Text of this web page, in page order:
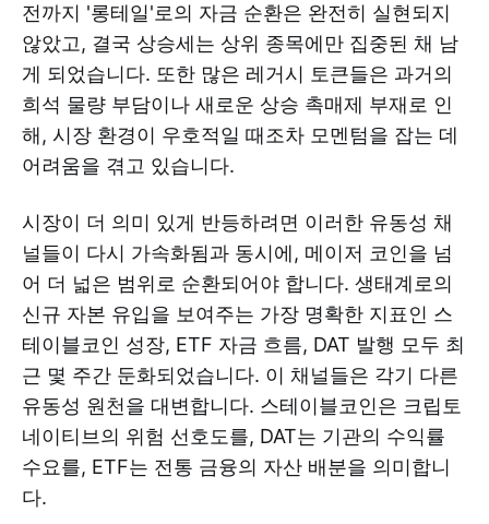
전까지 '롱테일'로의 자금 순환은 완전히 실현되지
않았고, 결국 상승세는 상위 종목에만 집중된 채 남
게 되었습니다. 또한 많은 레거시 토큰들은 과거의
희석 물량 부담이나 새로운 상승 촉매제 부재로 인
해, 시장 환경이 우호적일 때조차 모멘텀을 잡는 데
어려움을 겪고 있습니다.
시장이 더 의미 있게 반등하려면 이러한 유동성 채
널들이 다시 가속화됨과 동시에, 메이저 코인을 넘
어 더 넓은 범위로 순환되어야 합니다. 생태계로의
신규 자본 유입을 보여주는 가장 명확한 지표인 스
테이블코인 성장, ETF 자금 흐름, DAT 발행 모두 최
근 몇 주간 둔화되었습니다. 이 채널들은 각기 다른
유동성 원천을 대변합니다. 스테이블코인은 크립토
네이티브의 위험 선호도를, DAT는 기관의 수익률
수요를, ETF는 전통 금융의 자산 배분을 의미합니
다.